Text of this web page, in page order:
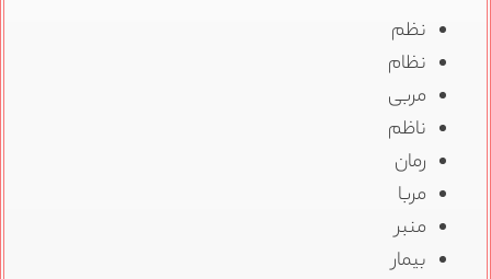
نظم
نظام
مربی
ناظم
رمان
مربا
منبر
بیمار